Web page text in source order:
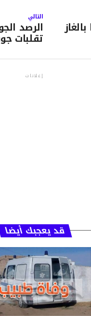
التالي
الرصد
تقلبات
إعلانات
قد يعجبك أيضا